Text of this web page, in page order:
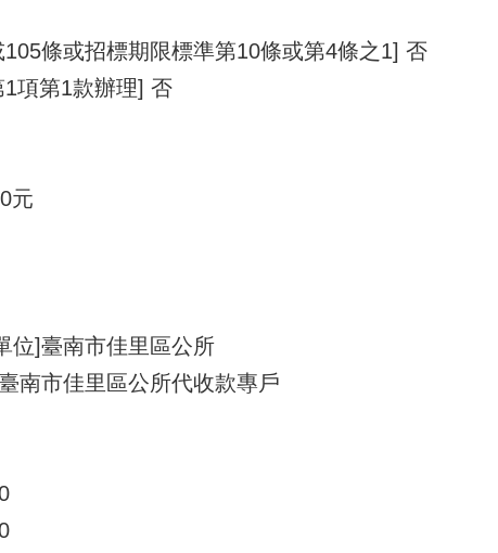
條或招標期限標準第10條或第4條之1] 否
項第1款辦理] 否
元
位]臺南市佳里區公所
南市佳里區公所代收款專戶